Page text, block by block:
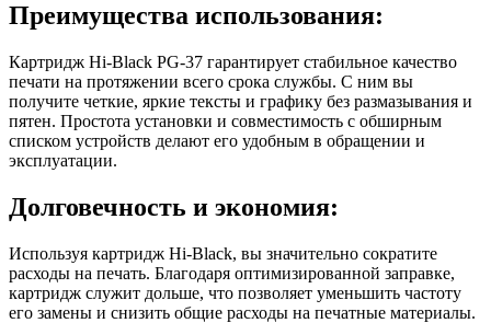
Преимущества использования:
Картридж Hi-Black PG-37 гарантирует стабильное качество
печати на протяжении всего срока службы. С ним вы
получите четкие, яркие тексты и графику без размазывания и
пятен. Простота установки и совместимость с обширным
списком устройств делают его удобным в обращении и
эксплуатации.
Долговечность и экономия:
Используя картридж Hi-Black, вы значительно сократите
расходы на печать. Благодаря оптимизированной заправке,
картридж служит дольше, что позволяет уменьшить частоту
его замены и снизить общие расходы на печатные материалы.